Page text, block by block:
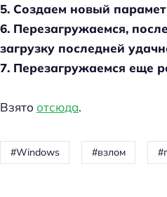
5. Создаем новый
6. Перезагружаемся,
загрузку последней
7. Перезагружаемся еще
Взято отсюда.
Windows взлом